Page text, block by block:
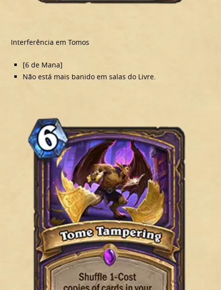
Interferência em Tomos
[6 de Mana]
Não está mais banido em salas do Livre.